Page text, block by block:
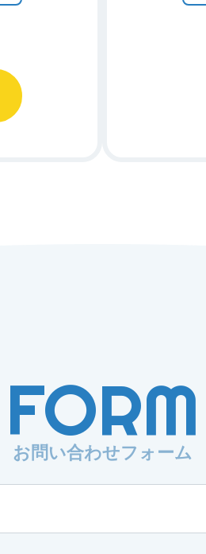
FORM
お問い合わせフォーム